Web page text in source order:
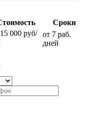
Сроки
000 руб/
от 7 раб.
дней